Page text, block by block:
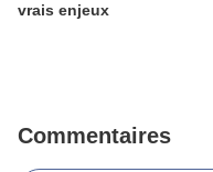
vrais enjeux
Commentaires